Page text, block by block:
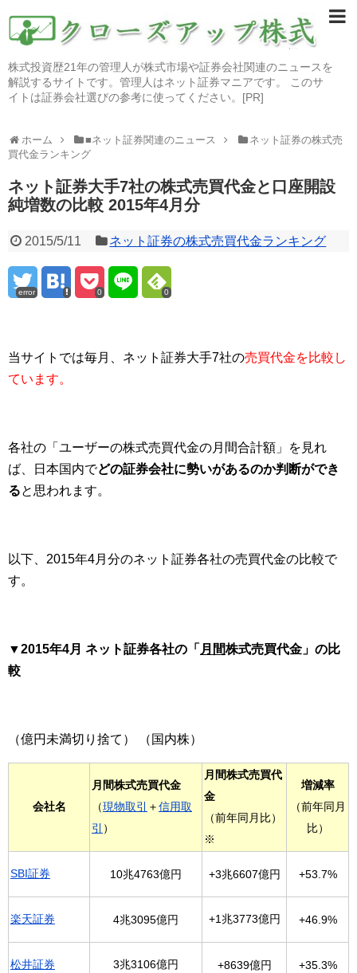
株式投資歴21年の管理人が株式市場や証券会社関連のニュースを
解説するサイトです。管理人はネット証券マニアです。 このサ
イトは証券会社選びの参考に使ってください。[PR]
ホーム ■ネット証券関連のニュース
ネット証券の株式売
買代金ランキング
ネット証券大手7社の株式売買代金と口座開設
純増数の比較 2015年4月分
2015/5/11 ネット証券の株式売買代金ランキング
error 0 0
当サイトでは毎月、ネット証券大手7社の売買代金を比較し
ています。
各社の「ユーザーの株式売買代金の月間合計額」を見れ
ば、日本国内でどの証券会社に勢いがあるのか判断ができ
ると思われます。
以下、2015年4月分のネット証券各社の売買代金の比較で
す。
▼2015年4月 ネット証券各社の「 月間株式売買代金」の比
較
（億円未満切り捨て） （国内株）
会社名
月間株式売買代金
（現物取引 ＋ 信用取
引 ）
月間株式売買代
金
（前年同月比）
※
増減率
（前年同月
比）
SBI証券 10兆4763億円 +3兆6607億円 +53.7%
楽天証券 4兆3095億円 +1兆3773億円 +46.9%
松井証券 3兆3106億円 +8639億円 +35.3%